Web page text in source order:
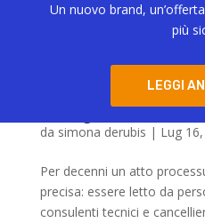
Un nuovo brand,
più
LEGGI
Il caso Galileu apre una
atto processuale
da simona derubis | Lug
Per decenni un atto
precisa: essere letto da
consulenti tecnici e